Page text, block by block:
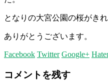
となりの大宮公園の桜がきれ
ありがとうございます。
Facebook Twitter Google+
コメントを残す